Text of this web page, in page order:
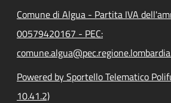
Comune di Algua - Partita IVA
00579420167 - PEC:
Powered by Sportello Telematico
10.41.2)